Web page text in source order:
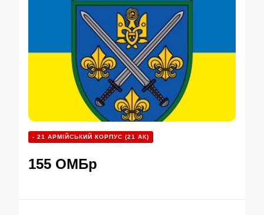
- 21 АРМІЙСЬКИЙ КОРПУС (21 АК)
155 ОMБр